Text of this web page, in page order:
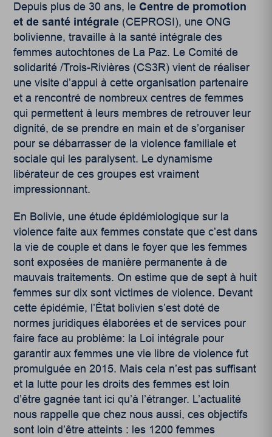
Depuis plus de 30 ans, le Centre de promotion
et de santé intégrale (CEPROSI), une ONG
bolivienne, travaille à la santé intégrale des
femmes autochtones de La Paz. Le Comité de
solidarité /Trois-Rivières (CS3R) vient de réaliser
une visite d’appui à cette organisation partenaire
et a rencontré de nombreux centres de femmes
qui permettent à leurs membres de retrouver leur
dignité, de se prendre en main et de s’organiser
pour se débarrasser de la violence familiale et
sociale qui les paralysent. Le dynamisme
libérateur de ces groupes est vraiment
impressionnant.
En Bolivie, une étude épidémiologique sur la
violence faite aux femmes constate que c’est dans
la vie de couple et dans le foyer que les femmes
sont exposées de manière permanente à de
mauvais traitements. On estime que de sept à huit
femmes sur dix sont victimes de violence. Devant
cette épidémie, l’État bolivien s’est doté de
normes juridiques élaborées et de services pour
faire face au problème: la Loi intégrale pour
garantir aux femmes une vie libre de violence fut
promulguée en 2015. Mais cela n’est pas suffisant
et la lutte pour les droits des femmes est loin
d’être gagnée tant ici qu’à l’étranger. L’actualité
nous rappelle que chez nous aussi, ces objectifs
sont loin d’être atteints : les 1200 femmes